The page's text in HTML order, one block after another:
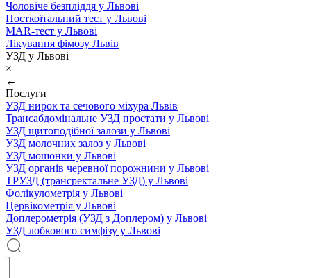
Чоловіче безпліддя у Львові
Посткоїтальний тест у Львові
MAR-тест у Львові
Лікування фімозу Львів
УЗД у Львові
×
←
Послуги
УЗД нирок та сечового міхура Львів
Трансабдомінальне УЗД простати у Львові
УЗД щитоподібної залози у Львові
УЗД молочних залоз у Львові
УЗД мошонки у Львові
УЗД органів черевної порожнини у Львові
ТРУЗД (трансректальне УЗД) у Львові
Фолікулометрія у Львові
Цервікометрія у Львові
Доплерометрія (УЗД з Доплером) у Львові
УЗД лобкового симфізу у Львові